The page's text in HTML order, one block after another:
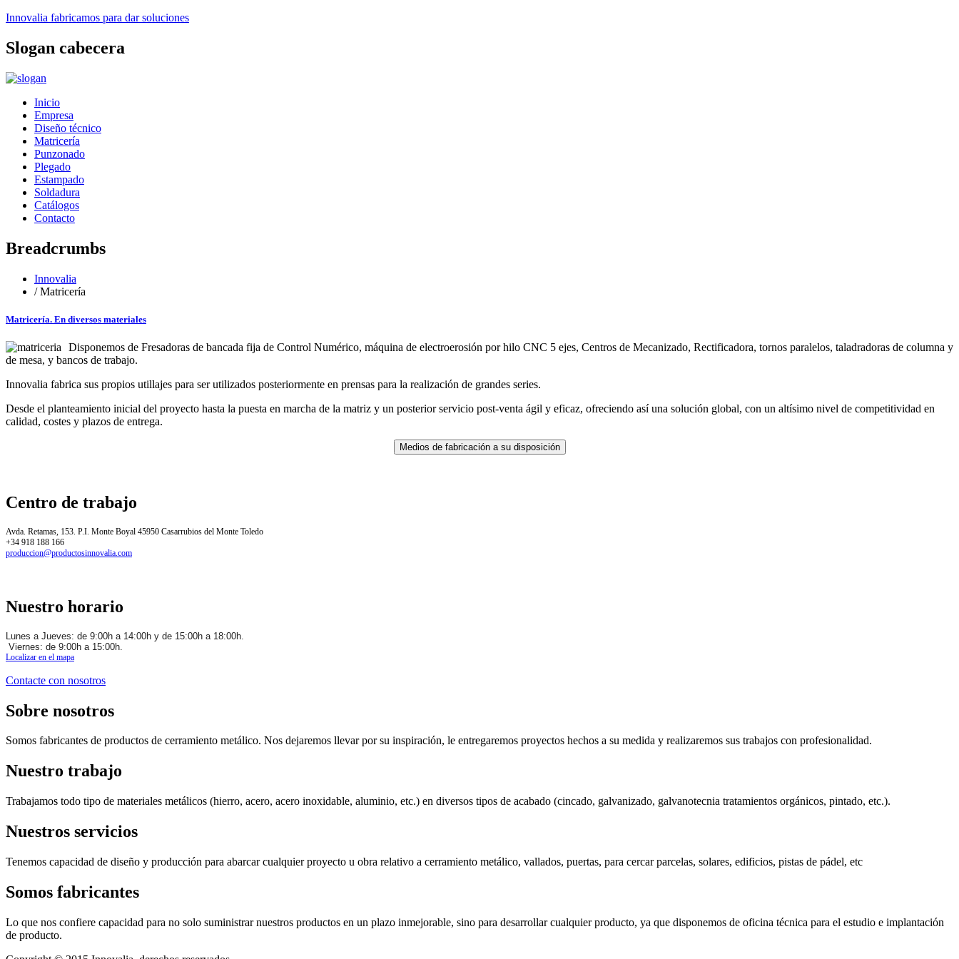
Innovalia fabricamos para dar soluciones
Slogan cabecera
Inicio
Empresa
Diseño técnico
Matricería
Punzonado
Plegado
Estampado
Soldadura
Catálogos
Contacto
Breadcrumbs
Innovalia
/ Matricería
Matricería. En diversos materiales
Disponemos de Fresadoras de bancada fija de Control Numérico, máquina de electroerosión por hilo CNC 5 ejes, Centros de Mecanizado, Rectificadora, tornos paralelos, taladradoras de columna y
de mesa, y bancos de trabajo.
Innovalia fabrica sus propios utillajes para ser utilizados posteriormente en prensas para la realización de grandes series.
Desde el planteamiento inicial del proyecto hasta la puesta en marcha de la matriz y un posterior servicio post-venta ágil y eficaz, ofreciendo así una solución global, con un altísimo nivel de competitividad en
calidad, costes y plazos de entrega.
Medios de fabricación a su disposición
Centro de trabajo
Avda. Retamas, 153. P.I. Monte Boyal 45950 Casarrubios del Monte Toledo
+34 918 188 166
produccion@productosinnovalia.com
Nuestro horario
Lunes a Jueves: de 9:00h a 14:00h y de 15:00h a 18:00h.
Viernes: de 9:00h a 15:00h.
Localizar en el mapa
Contacte con nosotros
Sobre nosotros
Somos fabricantes de productos de cerramiento metálico. Nos dejaremos llevar por su inspiración, le entregaremos proyectos hechos a su medida y realizaremos sus trabajos con profesionalidad.
Nuestro trabajo
Trabajamos todo tipo de materiales metálicos (hierro, acero, acero inoxidable, aluminio, etc.) en diversos tipos de acabado (cincado, galvanizado, galvanotecnia tratamientos orgánicos, pintado, etc.).
Nuestros servicios
Tenemos capacidad de diseño y producción para abarcar cualquier proyecto u obra relativo a cerramiento metálico, vallados, puertas, para cercar parcelas, solares, edificios, pistas de pádel, etc
Somos fabricantes
Lo que nos confiere capacidad para no solo suministrar nuestros productos en un plazo inmejorable, sino para desarrollar cualquier producto, ya que disponemos de oficina técnica para el estudio e implantación
de producto.